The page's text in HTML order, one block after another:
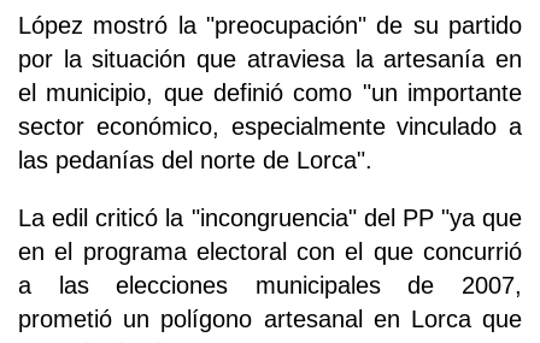
López mostró la "preocupación" de su partido
por la situación que atraviesa la artesanía en
el municipio, que definió como "un importante
sector económico, especialmente vinculado a
las pedanías del norte de Lorca".
La edil criticó la "incongruencia" del PP "ya que
en el programa electoral con el que concurrió
a las elecciones municipales de 2007,
prometió un polígono artesanal en Lorca que